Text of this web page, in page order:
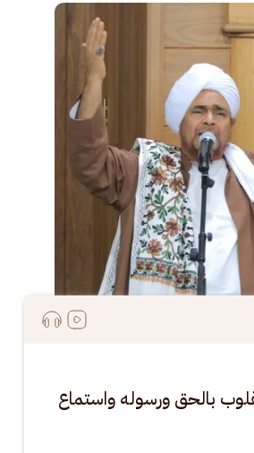
بالحق ورسوله واستماع